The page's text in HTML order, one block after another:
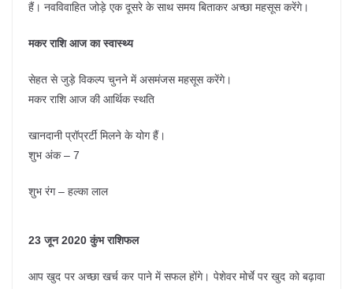
हैं। नवविवाहित जोड़े एक दूसरे के साथ समय बिताकर अच्छा महसूस करेंगे।
मकर राशि आज का स्वास्थ्य
सेहत से जुड़े विकल्प चुनने में असमंजस महसूस करेंगे।
मकर राशि आज की आर्थिक स्थति
खानदानी प्रॉप्रर्टी मिलने के योग हैं।
शुभ अंक – 7
शुभ रंग – हल्का लाल
23 जून 2020 कुंभ राशिफल
आप खुद पर अच्छा खर्च कर पाने में सफल होंगे। पेशेवर मोर्चे पर खुद को बढ़ावा